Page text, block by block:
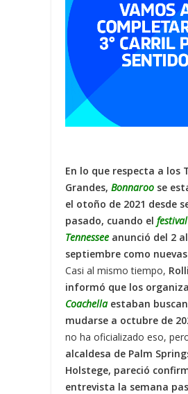
En lo que respecta a los
Grandes, Bonnaroo se
el otoño de 2021 desde
pasado, cuando el
Tennessee anunció del 2
septiembre como
Casi al mismo tiempo,
informó que los
Coachellaestaban
mudarse a octubre de
no ha oficializado eso,
alcaldesa de Palm
Holstege, pareció
entrevista la semana